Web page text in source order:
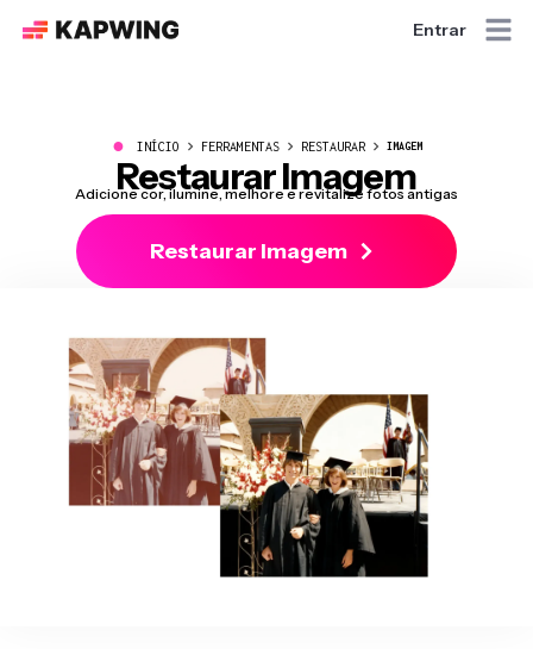
Entrar
● INÍCIO FERRAMENTAS RESTAURAR IMAGEM
Restaurar Imagem
Adicione cor, ilumine, melhore e revitalize fotos antigas
Restaurar Imagem